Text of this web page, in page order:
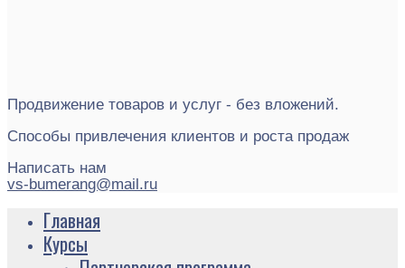
Продвижение товаров и услуг - без вложений.
Способы привлечения клиентов и роста продаж
Написать нам
vs-bumerang@mail.ru
Главная
Курсы